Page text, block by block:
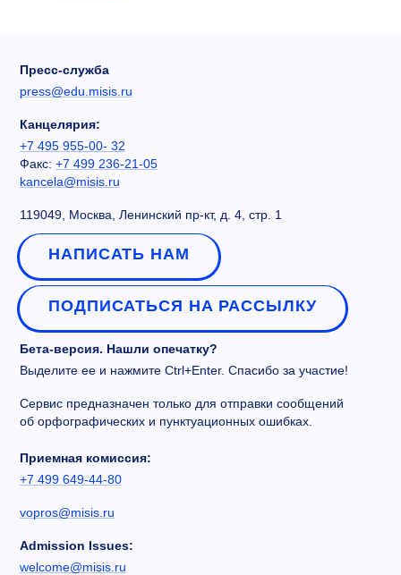
Пресс-служба
press@edu.misis.ru
Канцелярия:
+7 495 955-00- 32
Факс: +7 499 236-21-05
kancela@misis.ru
119049, Москва, Ленинский пр-кт, д. 4, стр. 1
НАПИСАТЬ НАМ
ПОДПИСАТЬСЯ НА РАССЫЛКУ
Бета-версия. Нашли опечатку?
Выделите ее и нажмите Ctrl+Enter. Спасибо за участие!
Сервис предназначен только для отправки сообщений
об орфографических и пунктуационных ошибках.
Приемная комиссия:
+7 499 649-44-80
vopros@misis.ru
Admission Issues:
welcome@misis.ru